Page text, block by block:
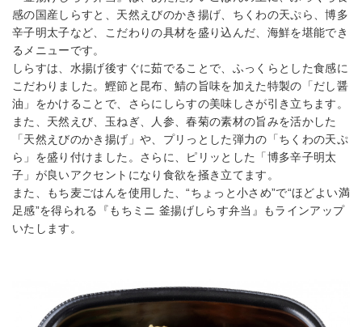
感の国産しらすと、天然えびのかき揚げ、ちくわの天ぷら、博多
辛子明太子など、こだわりの具材を盛り込んだ、海鮮を堪能でき
るメニューです。
しらすは、水揚げ後すぐに茹でることで、ふっくらとした食感に
こだわりました。鰹節と昆布、鯖の旨味を加えた特製の「だし醤
油」をかけることで、さらにしらすの美味しさが引き立ちます。
また、天然えび、玉ねぎ、人参、春菊の素材の旨みを活かした
「天然えびのかき揚げ」や、プリっとした弾力の「ちくわの天ぷ
ら」を盛り付けました。さらに、ピリッとした「博多辛子明太
子」が良いアクセントになり食欲を掻き立てます。
また、もち麦ごはんを使用した、“ちょっと小さめ”で“ほどよい満
足感”を得られる『もちミニ 釜揚げしらす弁当』もラインアップ
いたします。